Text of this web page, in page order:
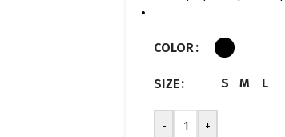
COLOR
SIZE S M L
- +